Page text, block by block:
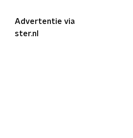
Advertentie via
ster.nl